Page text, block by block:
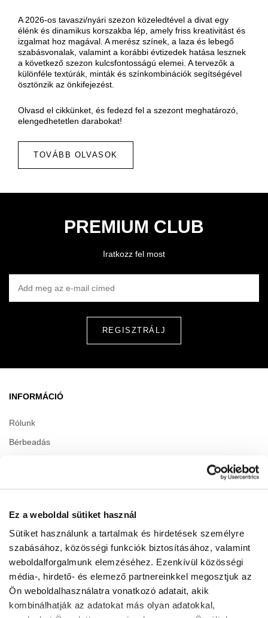
Ez a weboldal sütiket használ
Sütiket használunk a tartalmak és hirdetések személyre
szabásához, közösségi funkciók biztosításához, valamint
weboldalforgalmunk elemzéséhez. Ezenkívül közösségi
média-, hirdető- és elemező partnereinkkel megosztjuk az
Ön weboldalhasználatra vonatkozó adatait, akik
kombinálhatják az adatokat más olyan adatokkal,
A 2026-os tavaszi/nyári szezon közeledtével a divat egy
élénk és dinamikus korszakba lép, amely friss kreativitást és
izgalmat hoz magával. A merész színek, a laza és lebegő
szabásvonalak, valamint a korábbi évtizedek hatása lesznek
a következő szezon kulcsfontosságú elemei. A tervezők a
különféle textúrák, minták és színkombinációk segítségével
ösztönzik az önkifejezést.
Olvasd el cikkünket, és fedezd fel a szezont meghatározó,
elengedhetetlen darabokat!
TOVÁBB OLVASOK
PREMIUM CLUB
Iratkozz fel most
INFORMÁCIÓ
Rólunk
Bérbeadás
NYITVATARTÁS
Center
Hétfő
10:00 - 20:00
Kedd
Csütörtök
10:00 - 20:00